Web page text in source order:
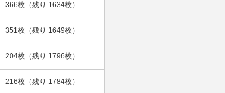
366枚（残り 1634枚）
351枚（残り 1649枚）
204枚（残り 1796枚）
216枚（残り 1784枚）